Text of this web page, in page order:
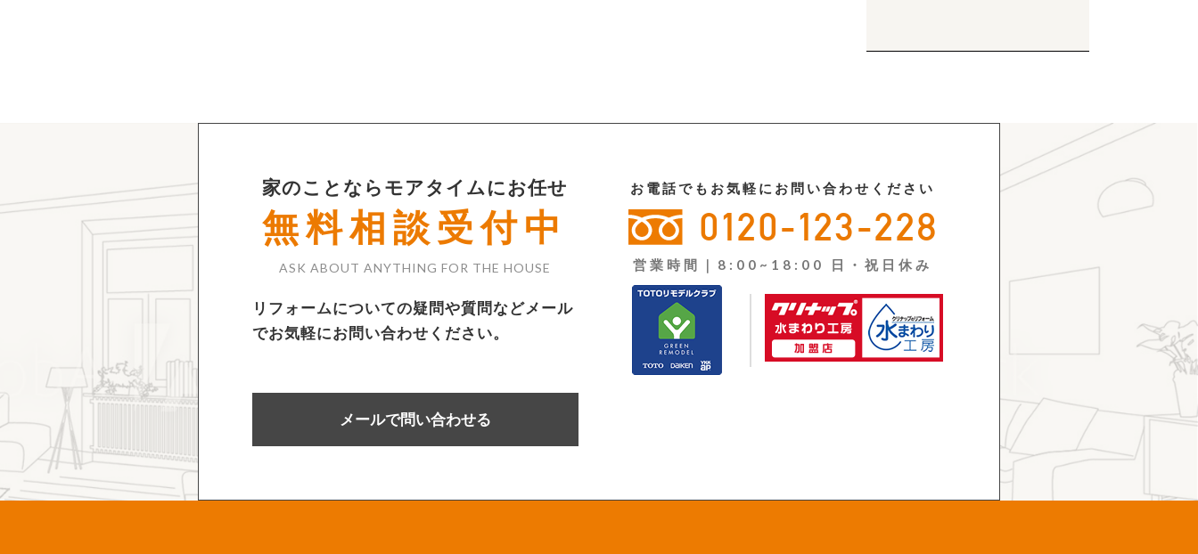
家のことならモアタイムにお任せ
無料相談受付中
ASK ABOUT ANYTHING FOR THE HOUSE
リフォームについての疑問や質問などメール
でお気軽にお問い合わせください。
メールで問い合わせる
お電話でもお気軽にお問い合わせください
0120-123-228
営業時間｜8:00~18:00 日・祝日休み